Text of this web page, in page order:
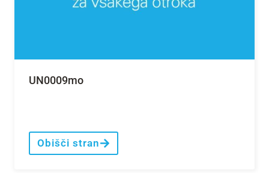
UN0009mo
Obišči stran